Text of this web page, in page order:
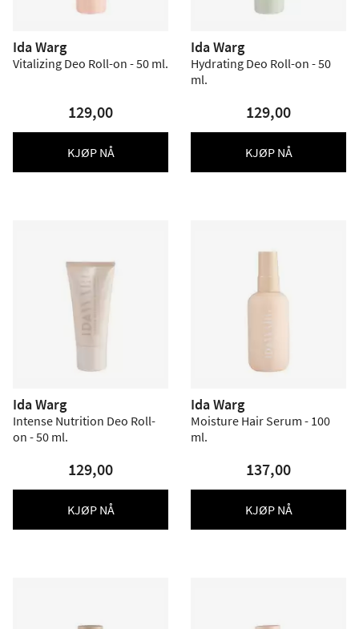
Ida Warg
Vitalizing Deo Roll-on - 50 ml.
129,00
KJØP NÅ
Ida Warg
Hydrating Deo Roll-on - 50
ml.
129,00
KJØP NÅ
Ida Warg
Intense Nutrition Deo Roll-
on - 50 ml.
129,00
KJØP NÅ
Ida Warg
Moisture Hair Serum - 100
ml.
137,00
KJØP NÅ